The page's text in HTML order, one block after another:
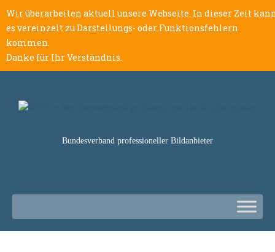
Wir überarbeiten aktuell unsere Webseite. In dieser Zeit
es vereinzelt zu Darstellungs- oder Funktionsfehlern
kommen.
Danke für Ihr Verständnis.
Bundesverband professioneller Bildanbieter